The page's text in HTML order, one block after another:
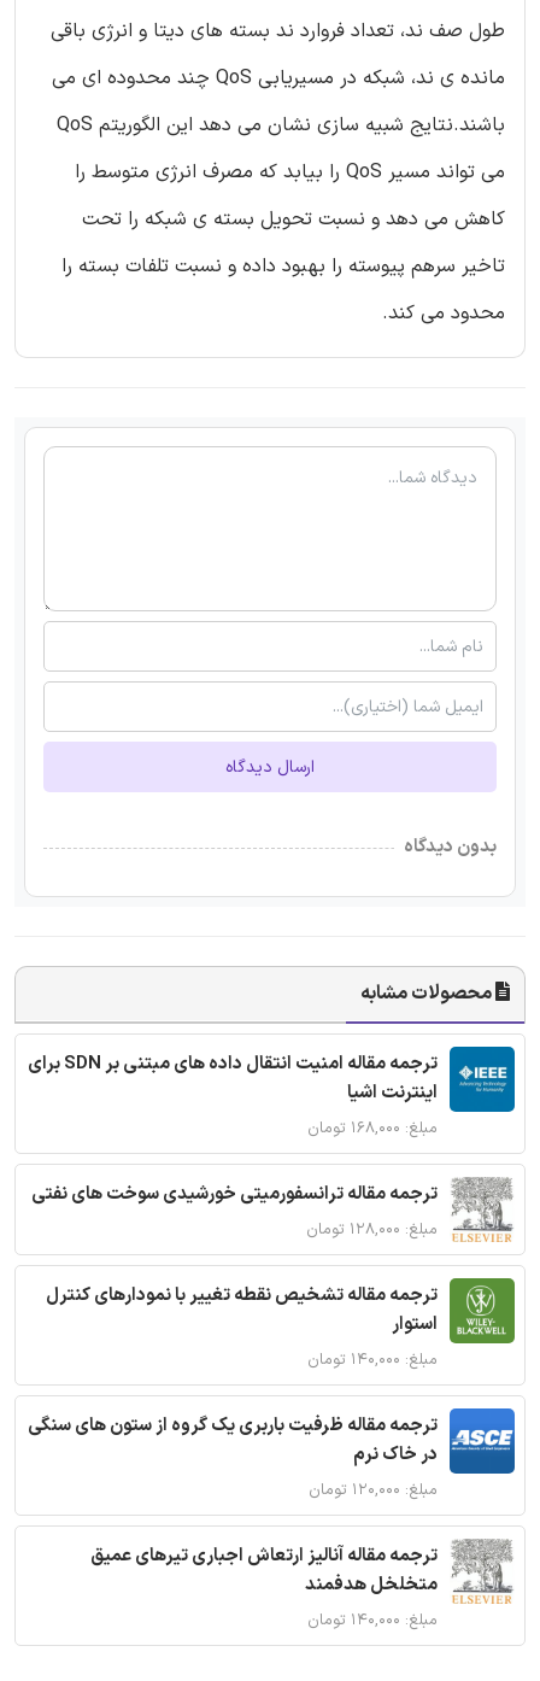
طول صف ند، تعداد فروارد ند بسته های دیتا و انرژی باقی
مانده ی ند، شبکه در مسیریابی QoS چند محدوده ای می
باشند.نتایج شبیه سازی نشان می دهد این الگوریتم QoS
می تواند مسیر QoS را بیابد که مصرف انرژی متوسط را
کاهش می دهد و نسبت تحویل بسته ی شبکه را تحت
تاخیر سرهم پیوسته را بهبود داده و نسبت تلفات بسته را
محدود می کند.
ارسال دیدگاه
بدون دیدگاه
محصولات مشابه
ترجمه مقاله امنیت انتقال داده های مبتنی بر SDN برای
اینترنت اشیا
مبلغ: ۱۶۸,۰۰۰ تومان
ترجمه مقاله ترانسفورمیتی خورشیدی سوخت های نفتی
مبلغ: ۱۲۸,۰۰۰ تومان
ترجمه مقاله تشخیص نقطه تغییر با نمودارهای کنترل
استوار
مبلغ: ۱۴۰,۰۰۰ تومان
ترجمه مقاله ظرفیت باربری یک گروه از ستون های سنگی
در خاک نرم
مبلغ: ۱۲۰,۰۰۰ تومان
ترجمه مقاله آنالیز ارتعاش اجباری تیرهای عمیق
متخلخل هدفمند
مبلغ: ۱۴۰,۰۰۰ تومان